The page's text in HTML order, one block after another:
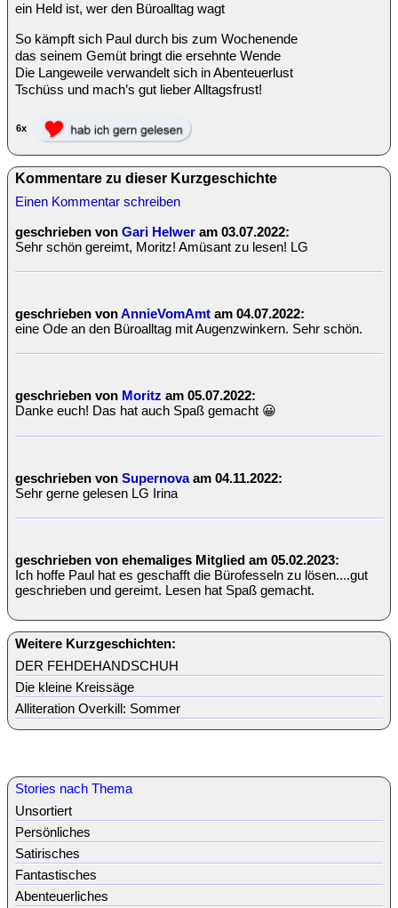
ein Held ist, wer den Büroalltag wagt
So kämpft sich Paul durch bis zum Wochenende
das seinem Gemüt bringt die ersehnte Wende
Die Langeweile verwandelt sich in Abenteuerlust
Tschüss und mach’s gut lieber Alltagsfrust!
6x
Kommentare zu dieser Kurzgeschichte
Einen Kommentar schreiben
geschrieben von Gari Helwer am 03.07.2022:
Sehr schön gereimt, Moritz! Amüsant zu lesen! LG
geschrieben vonAnnieVomAmt am 04.07.2022:
eine Ode an den Büroalltag mit Augenzwinkern. Sehr schön.
geschrieben von Moritz am 05.07.2022:
Danke euch! Das hat auch Spaß gemacht 😀
geschrieben von Supernovaam 04.11.2022:
Sehr gerne gelesen LG Irina
geschrieben von ehemaliges Mitglied am 05.02.2023:
Ich hoffe Paul hat es geschafft die Bürofesseln zu lösen....gut
geschrieben und gereimt. Lesen hat Spaß gemacht.
Weitere Kurzgeschichten:
DER FEHDEHANDSCHUH
Die kleine Kreissäge
Alliteration Overkill: Sommer
Stories nach Thema
Unsortiert
Persönliches
Satirisches
Fantastisches
Abenteuerliches